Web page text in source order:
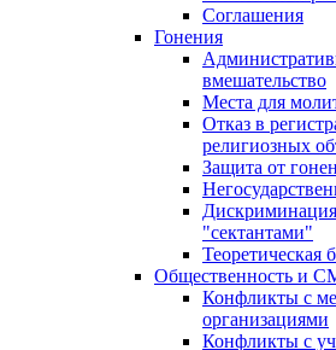
Соглашения
Гонения
вмешательство
Места для
Отказ в
религиозных
Защита от
"сектантами"
Теоретическая
Общественность и
Конфликты с
организациями
Конфликты с